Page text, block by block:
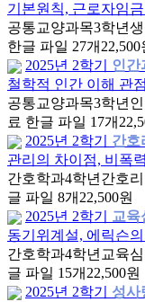
기본원칙, 근로자임
공통교양과목3학년
한글 파일 27개 22,500
2025년 2학기
인간
철학적 인간 이해 관
공통교양과목3학년
료 한글 파일 17개
2025년 2학기
간호
관리의 차이점, 비폭
간호학과4학년 간호
글 파일 8개 22,500원
2025년 2학기
교육
동기위계설, 에릭슨
간호학과4학년 교육
글 파일 15개 22,500원
2025년 2학기
성사